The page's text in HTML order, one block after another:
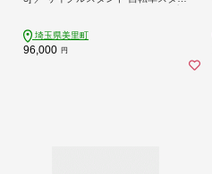
デザイン 床置き アスファルト コン
クリート 芝生 おしゃれ 景観配慮 埼
玉県
埼玉県美里町
96,000 円